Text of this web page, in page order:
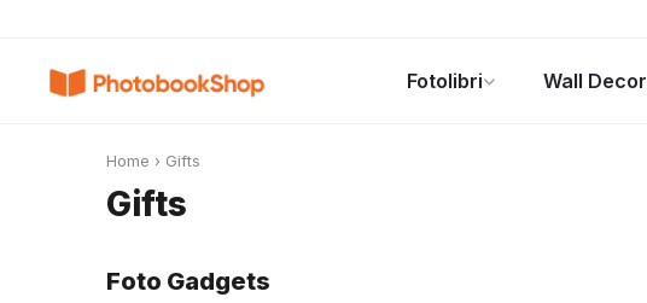
Fotolibri Wall Decor
Home › Gifts
Gifts
Foto Gadgets